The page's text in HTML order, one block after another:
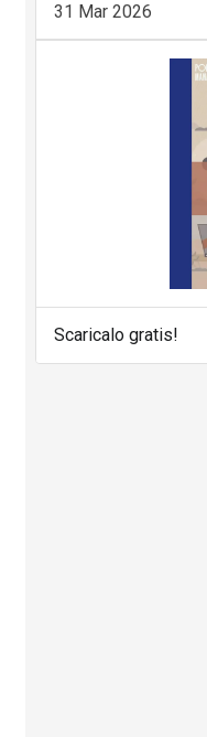
31 Mar 2026
Scaricalo gratis!